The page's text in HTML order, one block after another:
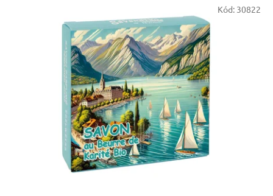
Kód: 30822